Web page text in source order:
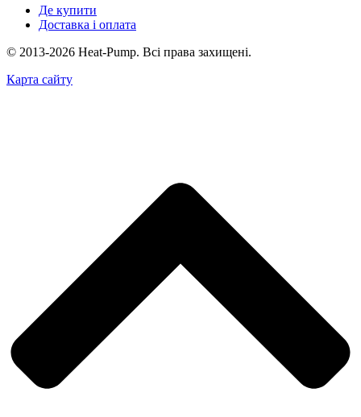
Де купити
Доставка і оплата
© 2013-2026 Heat-Pump. Всі права захищені.
Карта сайту